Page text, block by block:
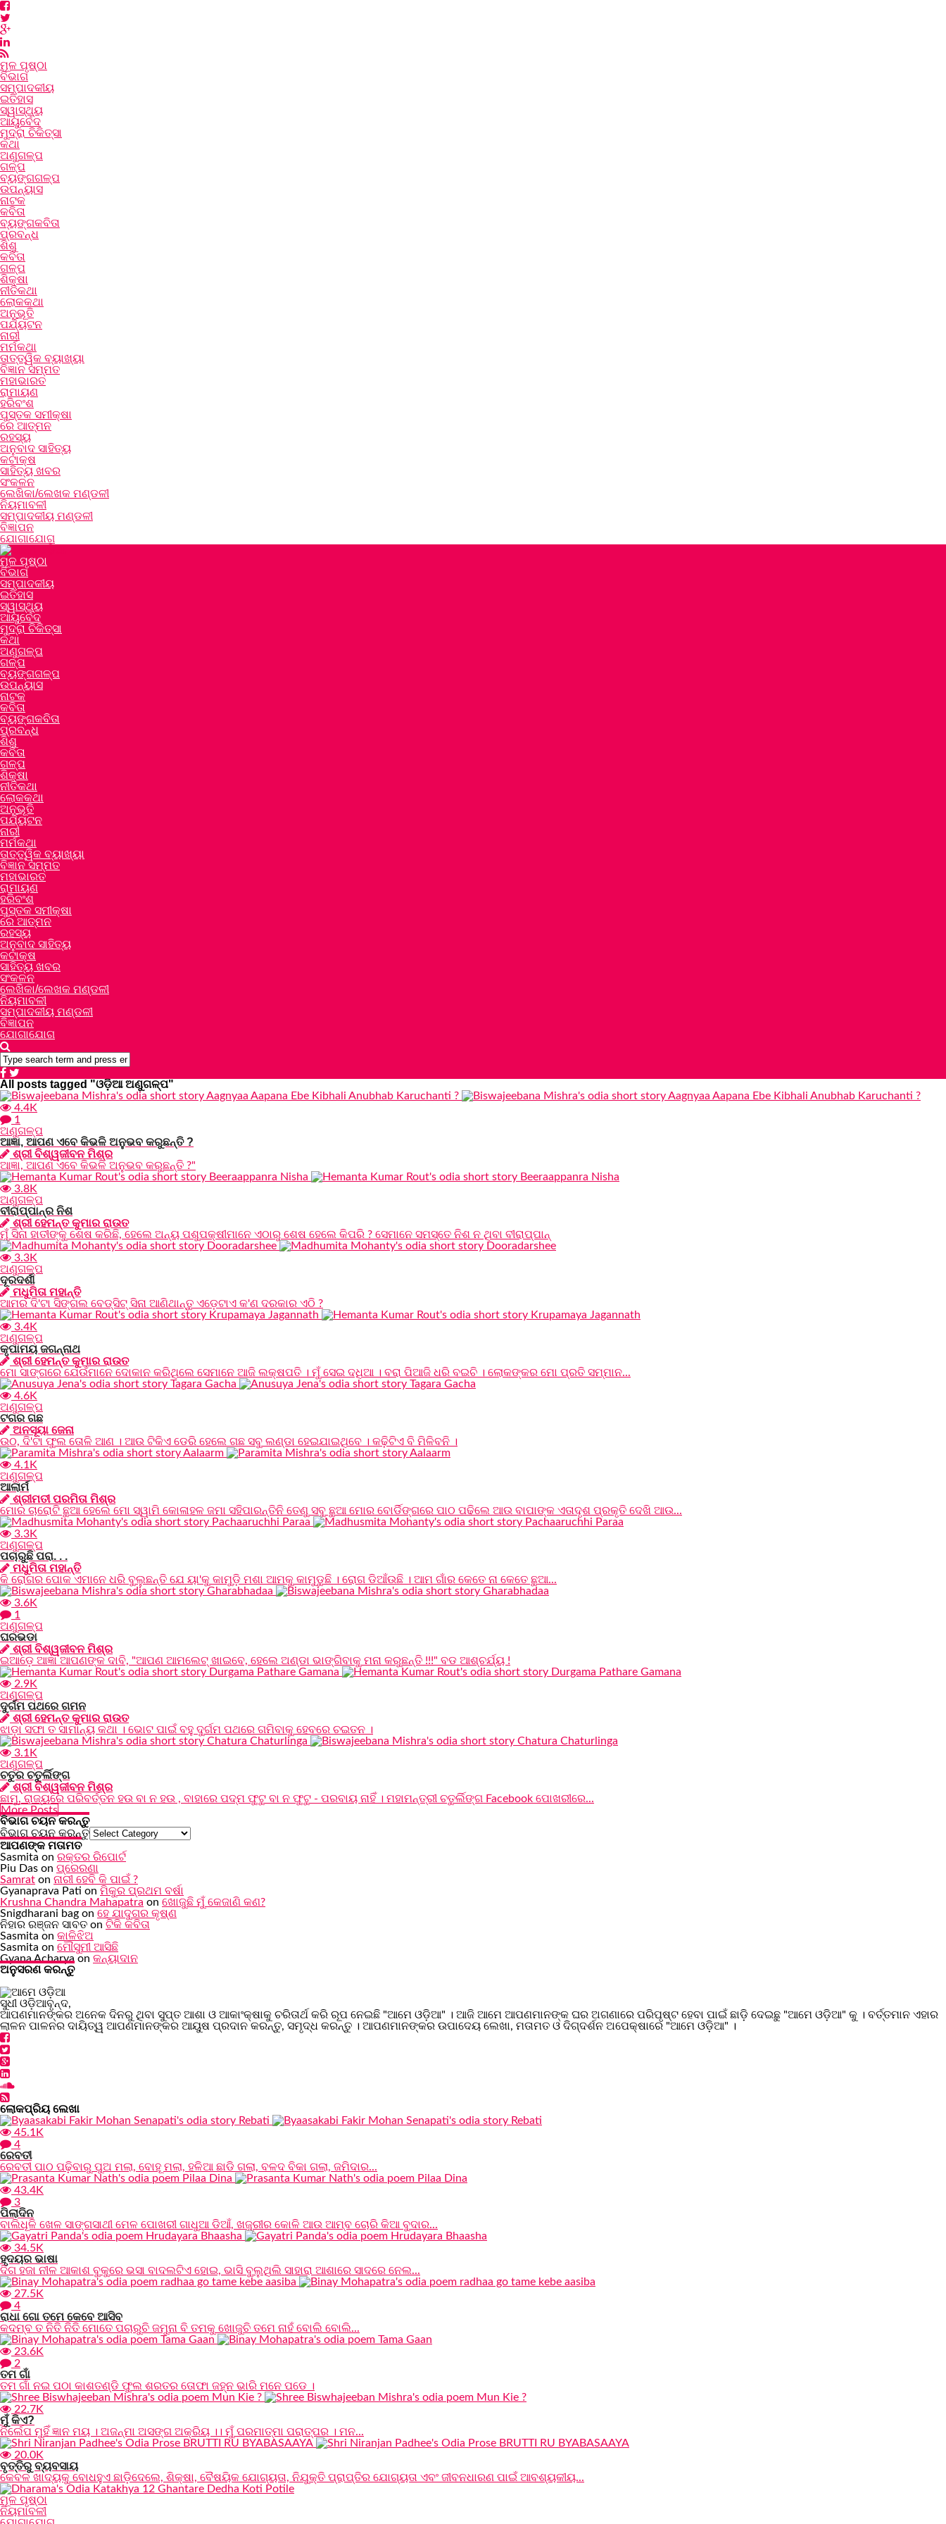
ମୂଳ ପୃଷ୍ଠା
ବିଭାଗ
ସମ୍ପାଦକୀୟ
ଇତିହାସ
ସ୍ୱାସ୍ଥ୍ୟ
ଆୟୁର୍ବେଦ
ମୁଦ୍ରା ଚିକିତ୍ସା
କଥା
ଅଣୁଗଳ୍ପ
ଗଳ୍ପ
ବ୍ୟଙ୍ଗଗଳ୍ପ
ଉପନ୍ୟାସ
ନାଟକ
କବିତା
ବ୍ୟଙ୍ଗକବିତା
ପ୍ରବନ୍ଧ
ଶିଶୁ
କବିତା
ଗଳ୍ପ
ଶିକ୍ଷା
ନୀତିକଥା
ଲୋକକଥା
ଅନୁଭୂତି
ପର୍ଯ୍ୟଟନ
ନାରୀ
ମର୍ମକଥା
ତାତ୍ତ୍ୱିକ ବ୍ୟାଖ୍ୟା
ବିଜ୍ଞାନ ସମ୍ମତ
ମହାଭାରତ
ରାମାୟଣ
ହରିବଂଶ
ପୁସ୍ତକ ସମୀକ୍ଷା
ରେ ଆତ୍ମନ
ରହସ୍ୟ
ଅନୁବାଦ ସାହିତ୍ୟ
କଟାକ୍ଷ
ସାହିତ୍ୟ ଖବର
ସଂକଳନ
ଲେଖିକା/ଲେଖକ ମଣ୍ଡଳୀ
ନିୟମାବଳୀ
ସମ୍ପାଦକୀୟ ମଣ୍ଡଳୀ
ବିଜ୍ଞାପନ
ଯୋଗାଯୋଗ
ମୂଳ ପୃଷ୍ଠା
ବିଭାଗ
ସମ୍ପାଦକୀୟ
ଇତିହାସ
ସ୍ୱାସ୍ଥ୍ୟ
ଆୟୁର୍ବେଦ
ମୁଦ୍ରା ଚିକିତ୍ସା
କଥା
ଅଣୁଗଳ୍ପ
ଗଳ୍ପ
ବ୍ୟଙ୍ଗଗଳ୍ପ
ଉପନ୍ୟାସ
ନାଟକ
କବିତା
ବ୍ୟଙ୍ଗକବିତା
ପ୍ରବନ୍ଧ
ଶିଶୁ
କବିତା
ଗଳ୍ପ
ଶିକ୍ଷା
ନୀତିକଥା
ଲୋକକଥା
ଅନୁଭୂତି
ପର୍ଯ୍ୟଟନ
ନାରୀ
ମର୍ମକଥା
ତାତ୍ତ୍ୱିକ ବ୍ୟାଖ୍ୟା
ବିଜ୍ଞାନ ସମ୍ମତ
ମହାଭାରତ
ରାମାୟଣ
ହରିବଂଶ
ପୁସ୍ତକ ସମୀକ୍ଷା
ରେ ଆତ୍ମନ
ରହସ୍ୟ
ଅନୁବାଦ ସାହିତ୍ୟ
କଟାକ୍ଷ
ସାହିତ୍ୟ ଖବର
ସଂକଳନ
ଲେଖିକା/ଲେଖକ ମଣ୍ଡଳୀ
ନିୟମାବଳୀ
ସମ୍ପାଦକୀୟ ମଣ୍ଡଳୀ
ବିଜ୍ଞାପନ
ଯୋଗାଯୋଗ
All posts tagged "ଓଡ଼ିଆ ଅଣୁଗଳ୍ପ"
4.4K
1
ଅଣୁଗଳ୍ପ
ଆଜ୍ଞା, ଆପଣ ଏବେ କିଭଳି ଅନୁଭବ କରୁଛନ୍ତି ?
ଶ୍ରୀ ବିଶ୍ୱଜୀବନ ମିଶ୍ର
ଆଜ୍ଞା, ଆପଣ ଏବେ କିଭଳି ଅନୁଭବ କରୁଛନ୍ତି ?"
3.8K
ଅଣୁଗଳ୍ପ
ବୀରାପ୍ପାନ୍‌ର ନିଶ
ଶ୍ରୀ ହେମନ୍ତ କୁମାର ରାଉତ
ମୁଁ ସିନା ହାତୀଙ୍କୁ ଶେଷ କରିଛି, ହେଲେ ଅନ୍ୟ ପଶୁପକ୍ଷୀମାନେ ଏଠାରୁ ଶେଷ ହେଲେ କିପରି ? ସେମାନେ ସମସ୍ତେ ନିଶ ନ ଥିବା ବୀରାପ୍ପାନ୍
3.3K
ଅଣୁଗଳ୍ପ
ଦୂରଦର୍ଶୀ
ମଧୁମିତା ମହାନ୍ତି
ଆମର ଦି'ଟା ସିଙ୍ଗଲ ବେଡ୍‌ସିଟ୍ ସିନା ଆଣିଥାନ୍ତୁ ଏଡ଼େଟାଏ କ'ଣ ଦରକାର ଏଠି ?
3.4K
ଅଣୁଗଳ୍ପ
କୃପାମୟ ଜଗନ୍ନାଥ
ଶ୍ରୀ ହେମନ୍ତ କୁମାର ରାଉତ
ମୋ ସାଙ୍ଗରେ ଯେଉଁମାନେ ଦୋକାନ କରିଥିଲେ ସେମାନେ ଆଜି ଲକ୍ଷପତି । ମୁଁ ସେଇ ଦଧିଆ । ବରା ପିଆଜି ଧରି ବଇଚି । ଲୋକଙ୍କର ମୋ ପ୍ରତି ସମ୍ମାନ...
4.6K
ଅଣୁଗଳ୍ପ
ଟଗର ଗଛ
ଅନସୂୟା ଜେନା
ଉଠ, ଦି'ଟା ଫୁଲ ତୋଳି ଆଣ । ଆଉ ଟିକିଏ ଡେରି ହେଲେ ଗଛ ସବୁ ଲଣ୍ଡା ହେଇଯାଇଥିବେ । କଢ଼ିଟିଏ ବି ମିଳିବନି ।
4.1K
ଅଣୁଗଳ୍ପ
ଆଲାର୍ମ
ଶ୍ରୀମତୀ ପରମିତା ମିଶ୍ର
ମୋର ଚାରୋଟି ଛୁଆ ହେଲେ ମୋ ସ୍ୱାମି କୋଳାହଳ ଜମା ସହିପାରନ୍ତିନି ତେଣୁ ସବୁ ଛୁଆ ମୋର ବୋର୍ଡିଙ୍ଗରେ ପାଠ ପଢିଲେ ଆଉ ବାପାଙ୍କ ଏତାଦୃଶ ପ୍ରକୃତି ଦେଖି ଆଉ...
3.3K
ଅଣୁଗଳ୍ପ
ପଚାରୁଛି ପରା. . .
ମଧୁମିତା ମହାନ୍ତି
କି ରୋଗର ପୋକ ଏମାନେ ଧରି ବୁଲୁଛନ୍ତି ଯେ ୟା'କୁ କାମୁଡ଼ି ମଶା ଆମକୁ କାମୁଡୁଛି । ରୋଗ ଡିଆଁଉଛି । ଆମ ଗାଁର କେତେ ନା କେତେ ଛୁଆ...
3.6K
1
ଅଣୁଗଳ୍ପ
ଘରଭଡା
ଶ୍ରୀ ବିଶ୍ୱଜୀବନ ମିଶ୍ର
ଇଆଡ଼େ ଆଜ୍ଞା ଆପଣଙ୍କ ଦାବି, "ଆପଣ ଆମଲେଟ୍ ଖାଇବେ, ହେଲେ ଅଣ୍ଡା ଭାଙ୍ଗିବାକୁ ମନା କରୁଛନ୍ତି !!!" ବଡ ଆଶ୍ଚର୍ଯ୍ୟ !
2.9K
ଅଣୁଗଳ୍ପ
ଦୁର୍ଗମ ପଥରେ ଗମନ
ଶ୍ରୀ ହେମନ୍ତ କୁମାର ରାଉତ
ଝାଡ଼ା ସଫା ତ ସାମାନ୍ୟ କଥା । ଭୋଟ ପାଇଁ ବହୁ ଦୁର୍ଗମ ପଥରେ ଗମିବାକୁ ହେବରେ ଚଇତନ ।
3.1K
ଅଣୁଗଳ୍ପ
ଚତୁର ଚତୁର୍ଲିଙ୍ଗ
ଶ୍ରୀ ବିଶ୍ୱଜୀବନ ମିଶ୍ର
ଛାମୁ, ରାଜ୍ୟରେ ପରିବର୍ତ୍ତନ ହଉ ବା ନ ହଉ , ବାହାରେ ପଦ୍ମ ଫୁଟୁ ବା ନ ଫୁଟୁ - ପରବାୟ ନାହିଁ । ମହାମନ୍ତ୍ରୀ ଚତୁର୍ଲିଙ୍ଗ Facebook ପୋଖରୀରେ...
More Posts
ବିଭାଗ ଚୟନ କରନ୍ତୁ
ବିଭାଗ ଚୟନ କରନ୍ତୁ
ଆପଣଙ୍କ ମତାମତ
Sasmita on ରକ୍ତର ରିପୋର୍ଟ
Piu Das on ପ୍ରେରଣା
Samrat on ନାରୀ ହେବି କି ପାଇଁ ?
Gyanaprava Pati on ମିକୁର ପ୍ରଥମ ବର୍ଷା
Krushna Chandra Mahapatra on ଖୋଜୁଛି ମୁଁ କେଜାଣି କଣ?
Snigdharani bag on ହେ ଯାଦୁଗର କୃଷ୍ଣ
ନିହାର ରଞ୍ଜନ ସାବତ on ଟିକି କବିତା
Sasmita on କାଳିଝିଅ
Sasmita on ମୌସୁମୀ ଆସିଛି
Gyana Acharya on କନ୍ୟାଦାନ
ଅନୁସରଣ କରନ୍ତୁ
ସୁଧୀ ଓଡ଼ିଆବୃନ୍ଦ,
ଆପଣମାନଙ୍କର ଅନେକ ଦିନରୁ ଥିବା ସୁପ୍ତ ଆଶା ଓ ଆକାଂକ୍ଷାକୁ ଚରିତାର୍ଥ କରି ରୂପ ନେଇଛି "ଆମେ ଓଡ଼ିଆ" । ଆଜି ଆମେ ଆପଣମାନଙ୍କ ଘର ଅଗଣାରେ ପରିପୃଷ୍ଟ ହେବା ପାଇଁ ଛାଡ଼ି ଦେଇଛୁ "ଆମେ ଓଡ଼ିଆ" କୁ । ବର୍ତ୍ତମାନ ଏହାର
ଲାଳନ ପାଳନର ଦାୟିତ୍ୱ ଆପଣମାନଙ୍କର ଆୟୁଷ ପ୍ରଦାନ କରନ୍ତୁ, ସମୃଦ୍ଧ କରନ୍ତୁ । ଆପଣମାନଙ୍କର ଉପାଦେୟ ଲେଖା, ମତାମତ ଓ ଦିଗ୍ଦର୍ଶନ ଅପେକ୍ଷାରେ "ଆମେ ଓଡ଼ିଆ" ।
ଲୋକପ୍ରିୟ ଲେଖା
45.1K
4
ରେବତୀ
ରେବତୀ ପାଠ ପଢ଼ିବାରୁ ପୁଅ ମଲା, ବୋହୂ ମଲା, ହଳିଆ ଛାଡି ଗଲା, ବଳଦ ବିକା ଗଲା, ଜମିଦାର...
43.4K
3
ପିଲାଦିନ
ବାଲିଧୂଳି ଖେଳ ସାଙ୍ଗସାଥୀ ମେଳ ପୋଖରୀ ଗାଧୁଆ ଡିଆଁ, ଖଜୁରୀର କୋଳି ଆଉ ଆମ୍ବ ଚୋରି କିଆ ବୁଦାର...
34.5K
ହୃଦୟର ଭାଷା
ଦିଗ ହଜା ନୀଳ ଆକାଶ ବୁକୁରେ ଭସା ବାଦଲଟିଏ ହୋଇ, ଭାସି ବୁଲୁଥିଲି ସାହାରା ଆଶାରେ ସାଦରେ ନେଲ...
27.5K
4
ରାଧା ଗୋ ତମେ କେବେ ଆସିବ
କଦମ୍ବ ତ ନିତି ନିତି ମୋତେ ପଚାରୁଚି ଜମୁନା ବି ତମକୁ ଖୋଜୁଚି ତମେ ନାହଁ ବୋଲି ବୋଲି...
23.6K
2
ତମ ଗାଁ
ତମ ଗାଁ ନଇ ପଠା କାଶତଣ୍ଡି ଫୁଲ ଶରତର ତୋଫା ଜହ୍ନ ଭାରି ମନେ ପଡେ ।
22.7K
ମୁଁ କିଏ?
ନିର୍ଲେପ ମୁହିଁ ଜ୍ଞାନ ମୟ । ଅଜନ୍ମା ଅସଙ୍ଗ ଅକ୍ରିୟ ।। ମୁଁ ପରମାତ୍ମା ପରାତ୍ପର । ମନ...
20.0K
ବୃତ୍ତିରୁ ବ୍ୟବସାୟ
କେବଳ ଖାଦ୍ୟକୁ ବୋଧହୁଏ ଛାଡ଼ିଦେଲେ, ଶିକ୍ଷା, ବୈଷୟିକ ଯୋଗ୍ୟତା, ନିଯୁକ୍ତି ପ୍ରାପ୍ତିର ଯୋଗ୍ୟତା ଏବଂ ଜୀବନଧାରଣ ପାଇଁ ଆବଶ୍ୟକୀୟ...
ମୂଳ ପୃଷ୍ଠା
ନିୟମାବଳୀ